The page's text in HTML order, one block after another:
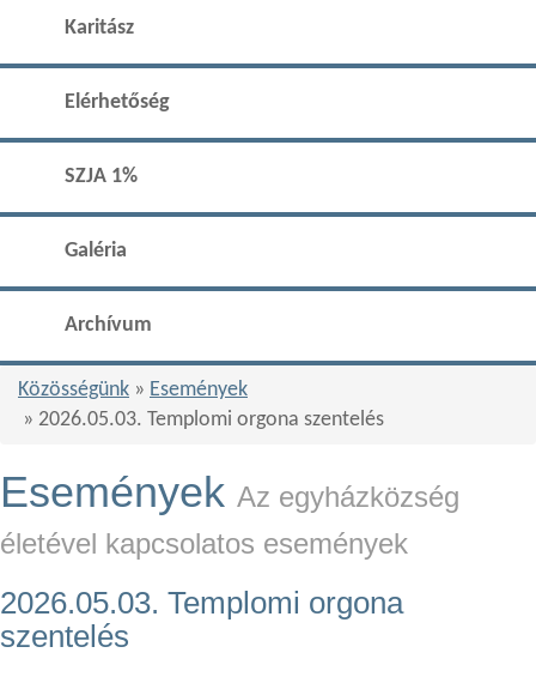
Karitász
Elérhetőség
SZJA 1%
Galéria
Archívum
Közösségünk » Események
» 2026.05.03. Templomi orgona szentelés
Események Az egyházközség
életével kapcsolatos események
2026.05.03. Templomi orgona
szentelés